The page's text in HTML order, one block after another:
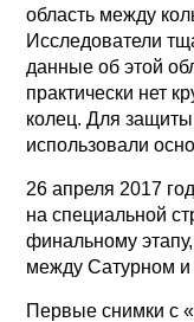
область между
Исследователи
данные об этой
практически нет
колец. Для
использовали
26 апреля 2017
на специальной
финальному
между Сатурном и
Первые снимки с